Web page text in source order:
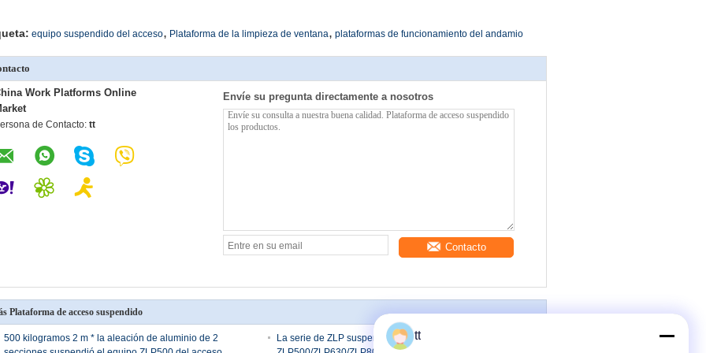
equipo suspendido del acceso, Plataforma de la limpieza de ventana, plataformas de funcionamiento del andamio
Work Platforms Online
de Contacto: tt
Envíe su pregunta directamente a nosotros
Contacto
Plataforma de acceso suspendido
500 kilogramos 2 m * la aleación de aluminio de 2
La serie de ZLP suspendió el equipo
tt